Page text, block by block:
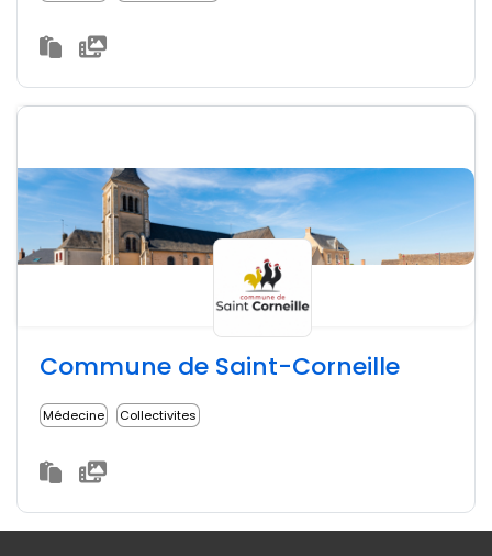
Commune de Saint-Corneille
Médecine Collectivites